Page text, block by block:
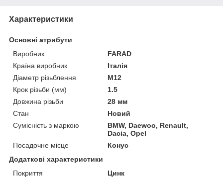
Характеристики
Основні атрибути
Виробник
FARAD
Країна виробник
Італія
Діаметр різьблення
M12
Крок різьби (мм)
1.5
Довжина різьби
28 мм
Стан
Новий
Сумісність з маркою
BMW, Daewoo, Renault,
Dacia, Opel
Посадочне місце
Конус
Додаткові характеристики
Покриття
Цинк